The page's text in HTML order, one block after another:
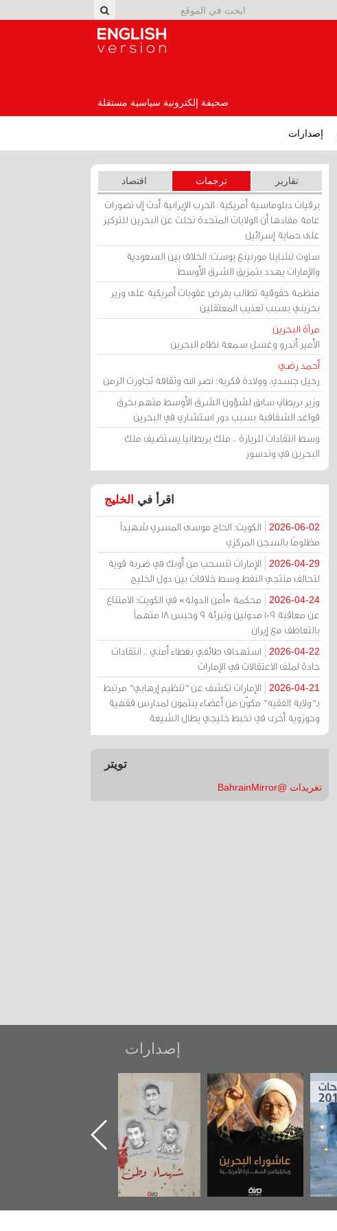
صحيفة إلكترونية سياسية مستقلة
إصدارات
تقارير ترجمات اقتصاد
برقيات دبلوماسية أمريكية: الحرب الإيرانية أدت إلى تصورات
عامة مفادها أن الولايات المتحدة تخلت عن البحرين للتركيز
على حماية إسرائيل
ساوث تشاينا مورنينغ بوست: الخلاف بين السعودية
والإمارات يهدد بتمزيق الشرق الأوسط
منظمة حقوقية تطالب بفرض عقوبات أمريكية على وزير
بحريني بسبب تعذيب المعتقلين
مرآة البحرين
الأمير أندرو وغسل سمعة نظام البحرين
أحمد رضي
رحيل جسدي، وولادة فكرية: نصر الله وثقافة تجاوزت الزمن
وزير بريطاني سابق لشؤون الشرق الأوسط متهم بخرق
قواعد الشفافية بسبب دور استشاري في البحرين
وسط انتقادات للزيارة .. ملك بريطانيا يستضيف ملك
البحرين في وندسور
اقرأ في الخليج
2026-06-02
الكويت: الحاج موسى المسري شهيداً
مظلومًا بالسجن المركزي
2026-04-29
الإمارات تنسحب من أوبك في ضربة قوية
لتحالف منتجي النفط وسط خلافات بين دول الخليج
2026-04-24
محكمة «أمن الدولة» في الكويت: الامتناع
عن معاقبة 109 مدونين وتبرئة 9 وحبس 18 متهماً
بالتعاطف مع إيران
2026-04-22
استهداف طائفي بغطاء أمني .. انتقادات
حادة لملف الاعتقالات في الإمارات
2026-04-21
الإمارات تكشف عن "تنظيم إرهابي" مرتبط
بـ"ولاية الفقيه" مكوّن من أعضاء ينتمون لمدارس فقهية
وحوزوية أخرى في تخبط خليجي يطال الشيعة
تويتر
تغريدات @BahrainMirror
إصدارات
عاشوراء البحرين...
ويكيليكس السفارة
الأمريكية
شهداء وطن